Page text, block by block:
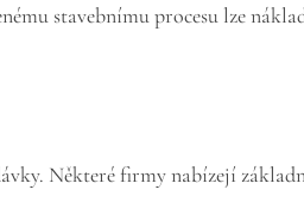
stavebnímu procesu lze
Některé firmy nabízejí